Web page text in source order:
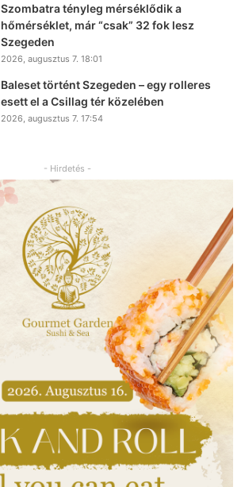
Szombatra tényleg mérséklődik a
hőmérséklet, már “csak” 32 fok lesz
Szegeden
2026, augusztus 7. 18:01
Baleset történt Szegeden – egy rolleres
esett el a Csillag tér közelében
2026, augusztus 7. 17:54
- Hirdetés -